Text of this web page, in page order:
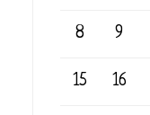
8 9
15 16